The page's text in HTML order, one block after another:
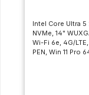
Intel Core Ultra 5
NVMe, 14"
Wi-Fi 6e, 4G/
PEN, Win 11 Pro